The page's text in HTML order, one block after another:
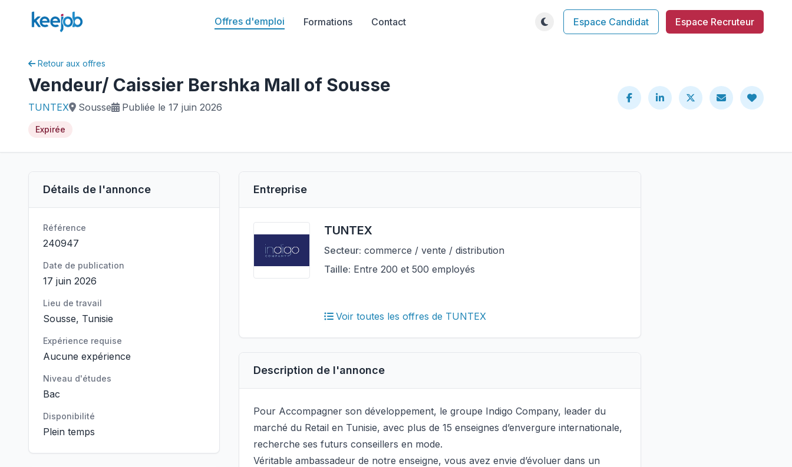
Offres d'emploi Formations Contact Espace Candidat Espace Recruteur
Retour aux offres
Vendeur/ Caissier Bershka Mall of Sousse
TUNTEX Sousse Publiée le 17 juin 2026
Expirée
Détails de l'annonce
Référence
240947
Date de publication
17 juin 2026
Lieu de travail
Sousse, Tunisie
Expérience requise
Aucune expérience
Niveau d'études
Bac
Disponibilité
Plein temps
Entreprise
TUNTEX
Secteur: commerce / vente / distribution
Taille: Entre 200 et 500 employés
Voir toutes les offres de TUNTEX
Description de l'annonce
Pour Accompagner son développement, le groupe Indigo Company, leader du
marché du Retail en Tunisie, avec plus de 15 enseignes d’envergure internationale,
recherche ses futurs conseillers en mode.
Véritable ambassadeur de notre enseigne, vous avez envie d’évoluer dans un